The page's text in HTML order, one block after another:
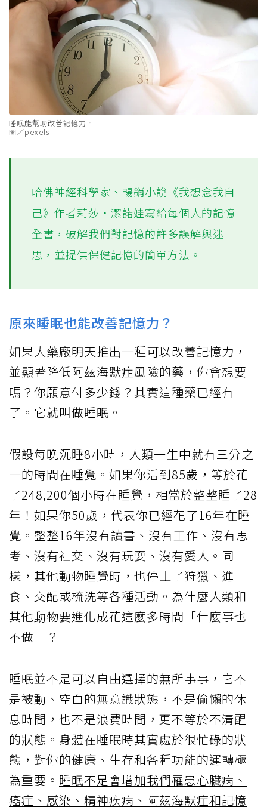
睡眠能幫助改善記憶力。
圖／pexels
哈佛神經科學家、暢銷小說《我想念我自
己》作者莉莎・潔諾娃寫給每個人的記憶
全書，破解我們對記憶的許多誤解與迷
思，並提供保健記憶的簡單方法。
原來睡眠也能改善記憶力？
如果大藥廠明天推出一種可以改善記憶力，
並顯著降低阿茲海默症風險的藥，你會想要
嗎？你願意付多少錢？其實這種藥已經有
了。它就叫做睡眠。
假設每晚沉睡8小時，人類一生中就有三分之
一的時間在睡覺。如果你活到85歲，等於花
了248,200個小時在睡覺，相當於整整睡了28
年！如果你50歲，代表你已經花了16年在睡
覺。整整16年沒有讀書、沒有工作、沒有思
考、沒有社交、沒有玩耍、沒有愛人。同
樣，其他動物睡覺時，也停止了狩獵、進
食、交配或梳洗等各種活動。為什麼人類和
其他動物要進化成花這麼多時間「什麼事也
不做」？
睡眠並不是可以自由選擇的無所事事，它不
是被動、空白的無意識狀態，不是偷懶的休
息時間，也不是浪費時間，更不等於不清醒
的狀態。身體在睡眠時其實處於很忙碌的狀
態，對你的健康、生存和各種功能的運轉極
為重要。 睡眠不足會增加我們罹患心臟病、
癌症、感染、精神疾病、阿茲海默症和記憶